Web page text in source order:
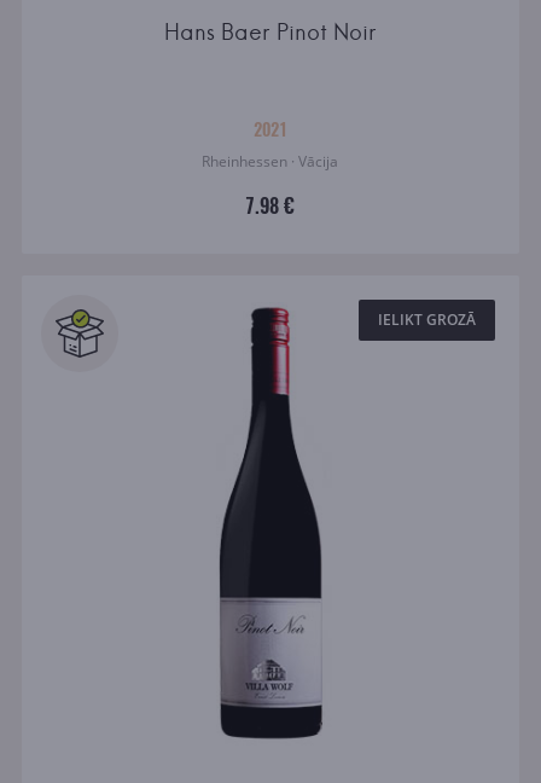
Hans Baer Pinot Noir
2021
Rheinhessen · Vācija
7.98 €
IELIKT GROZĀ